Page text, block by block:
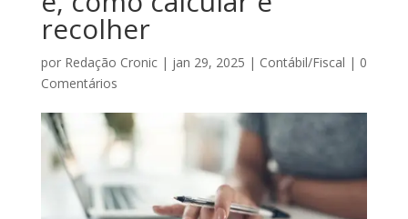
recolher
por Redação Cronic| jan 29, 2025 | Contábil/Fiscal | 0
Comentários